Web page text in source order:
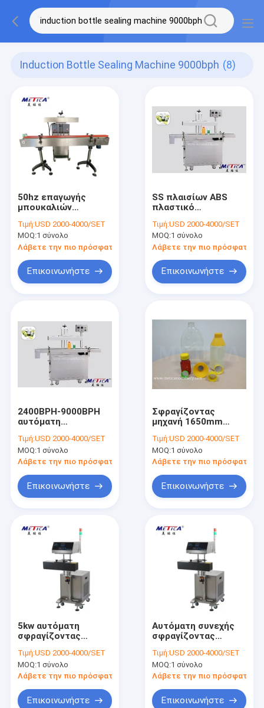
Induction Bottle Sealing Machine 9000bph (8)
50hz επαγωγής
μπουκαλιών
2400-9000BPH
επαγωγής μηχανών
συνεχές
Τιμή:USD 2000-4000/SET
MOQ:1 σύνολο
Λάβετε την πιο πρόσφατη τιμή
Επικοινωνήστε
SS πλαισίων ABS
πλαστικό
σφραγίζοντας Sealer
επαγωγής μηχανών
αυτόματο
Τιμή:USD 2000-4000/SET
MOQ:1 σύνολο
Λάβετε την πιο πρόσφατη
Επικοινωνήστε
2400BPH-9000BPH
αυτόματη
μηχανή φύλλων
αλουμινίου
επαγωγής μηχανών
σφραγίζοντας
Τιμή:USD 2000-4000/SET
MOQ:1 σύνολο
Λάβετε την πιο πρόσφατη τιμή
Επικοινωνήστε
Σφραγίζοντας
μηχανή 1650mm
αλουμινίου
αλουμινίου cOem
σφραγίζοντας
Τιμή:USD 2000-4000/SET
MOQ:1 σύνολο
Λάβετε την πιο πρόσφατη
Επικοινωνήστε
5kw αυτόματη
σφραγίζοντας
αλουμινίου αργιλίου
για τα μπουκάλια
mtas-200
Τιμή:USD 2000-4000/SET
MOQ:1 σύνολο
Λάβετε την πιο πρόσφατη τιμή
Επικοινωνήστε
Αυτόματη συνεχής
σφραγίζοντας
αλουμινίου αργιλίου
επαγωγής για τα
μπουκάλια και τα
Τιμή:USD 2000-4000/SET
MOQ:1 σύνολο
Λάβετε την πιο πρόσφατη
Επικοινωνήστε